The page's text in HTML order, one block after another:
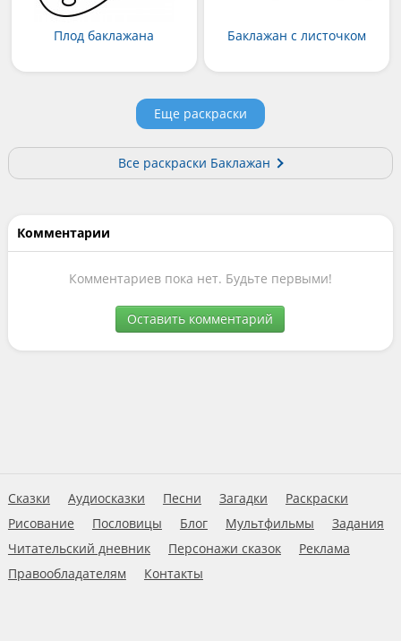
Плод баклажана Баклажан с листочком
Еще раскраски
Все раскраски Баклажан
Комментарии
Комментариев пока нет. Будьте первыми!
Оставить комментарий
Сказки Аудиосказки Песни Загадки
Раскраски
Рисование
Пословицы Блог Мультфильмы
Задания
Читательский дневник
Персонажи сказок
Реклама
Правообладателям
Контакты